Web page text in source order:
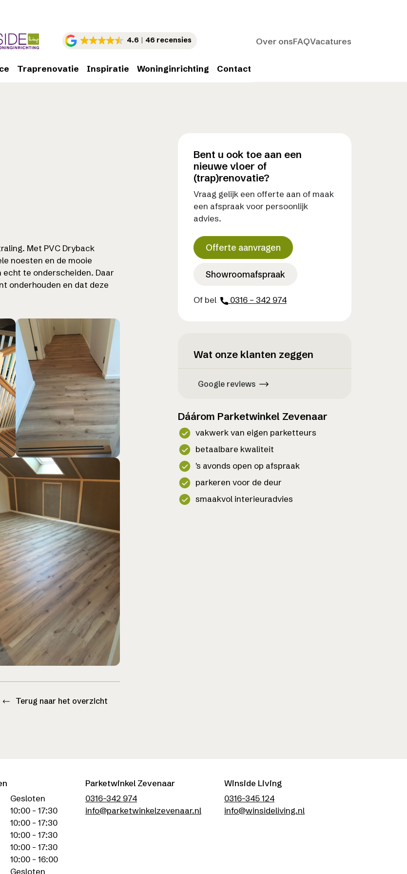
4.6 46 recensies
Traprenovatie Inspiratie Woninginrichting Contact
Over onsFAQVacatures
Met PVC Dryback
noesten en de mooie
te onderscheiden. Daar
onderhouden en dat deze
Terug naar het overzicht
Bent u ook toe aan een
nieuwe vloer of
(trap)renovatie?
Vraag gelijk een offerte aan of maak
een afspraak voor persoonlijk
advies.
Offerte aanvragen
Showroomafspraak
Of bel 0316 – 342 974
Wat onze klanten zeggen
Google reviews
Dáárom Parketwinkel Zevenaar
vakwerk van eigen parketteurs
betaalbare kwaliteit
's avonds open op afspraak
parkeren voor de deur
smaakvol interieuradvies
Gesloten
10:00 - 17:30
10:00 - 17:30
10:00 - 17:30
10:00 - 17:30
10:00 - 16:00
Gesloten
Parketwinkel Zevenaar
0316-342 974
info@parketwinkelzevenaar.nl
Winside Living
0316-345 124
info@winsideliving.nl